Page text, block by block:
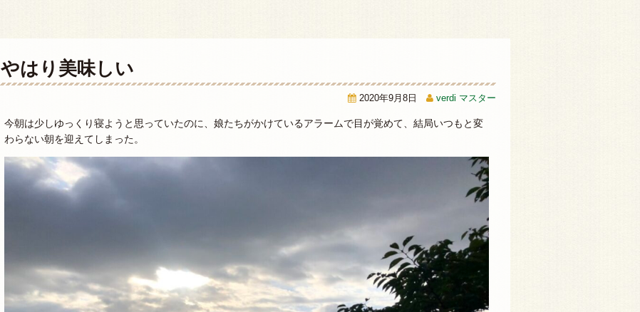
やはり美味しい
2020年9月8日 verdi マスター
今朝は少しゆっくり寝ようと思っていたのに、娘たちがかけているアラームで目が覚めて、結局いつもと変
わらない朝を迎えてしまった。